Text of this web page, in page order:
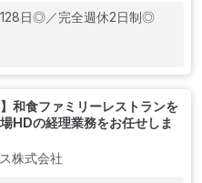
128日◎／完全週休2日制◎
和⾷ファミリーレストランを
HDの経理業務をお任せしま
株式会社